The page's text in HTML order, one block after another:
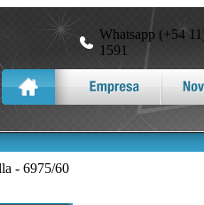
Whatsapp (+54
1591
- 6975/60